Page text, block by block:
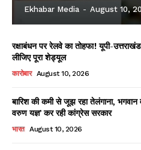
Ekhabar Media - August 10,
रक्षाबंधन पर रेलवे का तोहफा! यूपी-
लीजिए पूरा शेड्यूल
कारोबार August 10, 2026
बारिश की कमी से जूझ रहा तेलंगाना,
वरुण यज्ञ’ कर रही कांग्रेस सरकार
भारत August 10, 2026